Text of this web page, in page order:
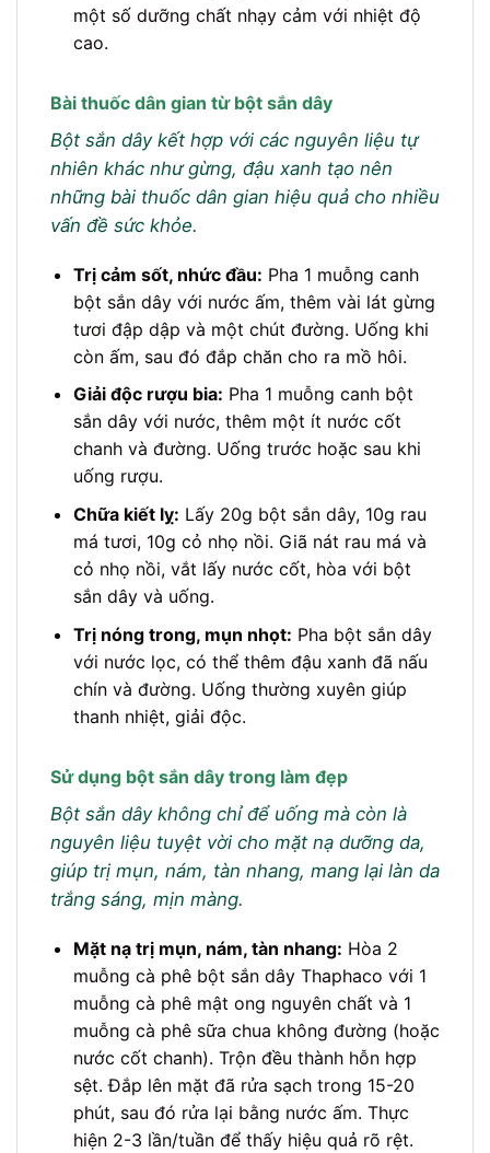
một số dưỡng chất nhạy cảm với nhiệt độ
cao.
Bài thuốc dân gian từ bột sắn dây
Bột sắn dây kết hợp với các nguyên liệu tự
nhiên khác như gừng, đậu xanh tạo nên
những bài thuốc dân gian hiệu quả cho nhiều
vấn đề sức khỏe.
Trị cảm sốt, nhức đầu: Pha 1 muỗng canh
bột sắn dây với nước ấm, thêm vài lát gừng
tươi đập dập và một chút đường. Uống khi
còn ấm, sau đó đắp chăn cho ra mồ hôi.
Giải độc rượu bia: Pha 1 muỗng canh bột
sắn dây với nước, thêm một ít nước cốt
chanh và đường. Uống trước hoặc sau khi
uống rượu.
Chữa kiết lỵ: Lấy 20g bột sắn dây, 10g rau
má tươi, 10g cỏ nhọ nồi. Giã nát rau má và
cỏ nhọ nồi, vắt lấy nước cốt, hòa với bột
sắn dây và uống.
Trị nóng trong, mụn nhọt: Pha bột sắn dây
với nước lọc, có thể thêm đậu xanh đã nấu
chín và đường. Uống thường xuyên giúp
thanh nhiệt, giải độc.
Sử dụng bột sắn dây trong làm đẹp
Bột sắn dây không chỉ để uống mà còn là
nguyên liệu tuyệt vời cho mặt nạ dưỡng da,
giúp trị mụn, nám, tàn nhang, mang lại làn da
trắng sáng, mịn màng.
Mặt nạ trị mụn, nám, tàn nhang: Hòa 2
muỗng cà phê bột sắn dây Thaphaco với 1
muỗng cà phê mật ong nguyên chất và 1
muỗng cà phê sữa chua không đường (hoặc
nước cốt chanh). Trộn đều thành hỗn hợp
sệt. Đắp lên mặt đã rửa sạch trong 15-20
phút, sau đó rửa lại bằng nước ấm. Thực
hiện 2-3 lần/tuần để thấy hiệu quả rõ rệt.